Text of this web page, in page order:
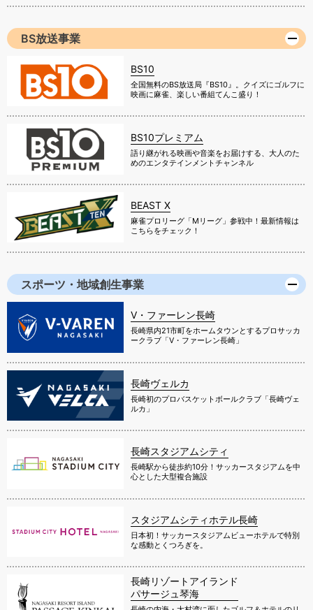
BS放送事業
BS10
全国無料のBS放送局『BS10』。クイズにゴルフに
映画に麻雀、楽しい番組てんこ盛り！
BS10プレミアム
語り継がれる映画や音楽をお届けする、大人のた
めのエンタテインメントチャンネル
BEAST X
麻雀プロリーグ「Mリーグ」参戦中！最新情報は
こちらをチェック！
スポーツ・地域創生事業
V・ファーレン長崎
長崎県内21市町をホームタウンとするプロサッカ
ークラブ「V・ファーレン長崎」
長崎ヴェルカ
長崎初のプロバスケットボールクラブ「長崎ヴェ
ルカ」
長崎スタジアムシティ
長崎駅から徒歩約10分！サッカースタジアムを中
心とした大型複合施設
スタジアムシティホテル長崎
日本初！サッカースタジアムビューホテルで特別
な感動とくつろぎを。
長崎リゾートアイランド
パサージュ琴海